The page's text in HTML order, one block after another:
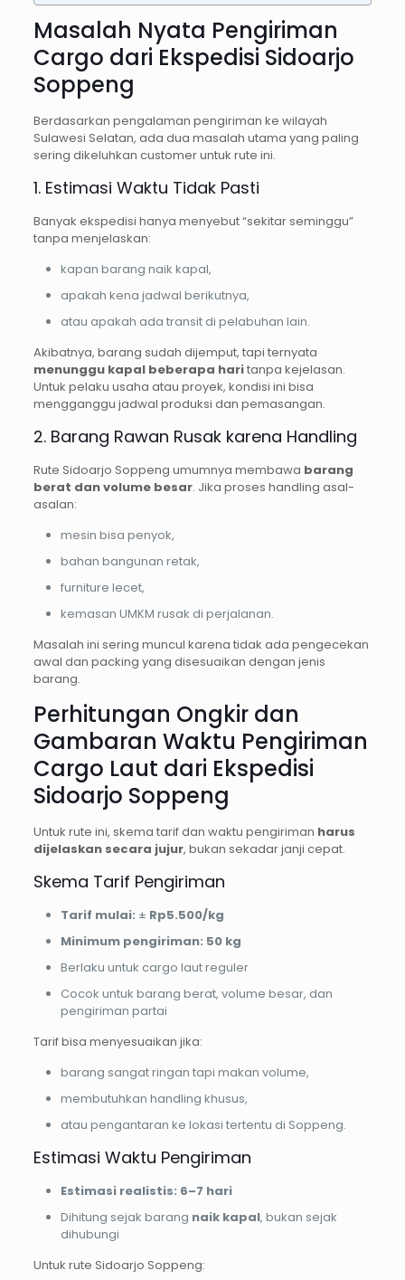
Masalah Nyata Pengiriman
Cargo dari Ekspedisi Sidoarjo
Soppeng
Berdasarkan pengalaman pengiriman ke wilayah
Sulawesi Selatan, ada dua masalah utama yang paling
sering dikeluhkan customer untuk rute ini.
1. Estimasi Waktu Tidak Pasti
Banyak ekspedisi hanya menyebut “sekitar seminggu”
tanpa menjelaskan:
kapan barang naik kapal,
apakah kena jadwal berikutnya,
atau apakah ada transit di pelabuhan lain.
Akibatnya, barang sudah dijemput, tapi ternyata
menunggu kapal beberapa haritanpa kejelasan.
Untuk pelaku usaha atau proyek, kondisi ini bisa
mengganggu jadwal produksi dan pemasangan.
2. Barang Rawan Rusak karena Handling
Rute Sidoarjo Soppeng umumnya membawa barang
berat dan volume besar. Jika proses handling asal-
asalan:
mesin bisa penyok,
bahan bangunan retak,
furniture lecet,
kemasan UMKM rusak di perjalanan.
Masalah ini sering muncul karena tidak ada pengecekan
awal dan packing yang disesuaikan dengan jenis
barang.
Perhitungan Ongkir dan
Gambaran Waktu Pengiriman
Cargo Laut dari Ekspedisi
Sidoarjo Soppeng
Untuk rute ini, skema tarif dan waktu pengiriman harus
dijelaskan secara jujur, bukan sekadar janji cepat.
Skema Tarif Pengiriman
Tarif mulai: ± Rp5.500/kg
Minimum pengiriman: 50 kg
Berlaku untuk cargo laut reguler
Cocok untuk barang berat, volume besar, dan
pengiriman partai
Tarif bisa menyesuaikan jika:
barang sangat ringan tapi makan volume,
membutuhkan handling khusus,
atau pengantaran ke lokasi tertentu di Soppeng.
Estimasi Waktu Pengiriman
Estimasi realistis: 6–7 hari
Dihitung sejak barang naik kapal, bukan sejak
dihubungi
Untuk rute Sidoarjo Soppeng: